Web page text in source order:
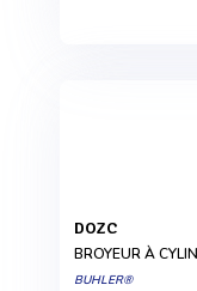
DOZC
BROYEUR À
BUHLER®